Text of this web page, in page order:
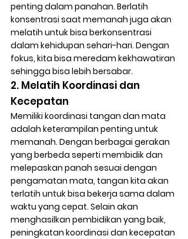
penting dalam panahan. Berlatih
konsentrasi saat memanah juga akan
melatih untuk bisa berkonsentrasi
dalam kehidupan sehari-hari. Dengan
fokus, kita bisa meredam kekhawatiran
sehingga bisa lebih bersabar.
2. Melatih Koordinasi dan
Kecepatan
Memiliki koordinasi tangan dan mata
adalah keterampilan penting untuk
memanah. Dengan berbagai gerakan
yang berbeda seperti membidik dan
melepaskan panah sesuai dengan
pengamatan mata, tangan kita akan
terlatih untuk bisa bekerja sama dalam
waktu yang cepat. Selain akan
menghasilkan pembidikan yang baik,
peningkatan koordinasi dan kecepatan